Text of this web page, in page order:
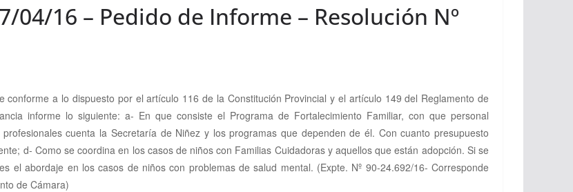
04/16 – Pedido de Informe – Resolución Nº
conforme a lo dispuesto por el artículo 116 de la Constitución Provincial y el artículo 149 del Reglamento de
informe lo siguiente: a- En que consiste el Programa de Fortalecimiento Familiar, con que personal
cuenta la Secretaría de Niñez y los programas que dependen de él. Con cuanto presupuesto
d- Como se coordina en los casos de niños con Familias Cuidadoras y aquellos que están adopción. Si se
el abordaje en los casos de niños con problemas de salud mental. (Expte. Nº 90-24.692/16- Corresponde
de Cámara)